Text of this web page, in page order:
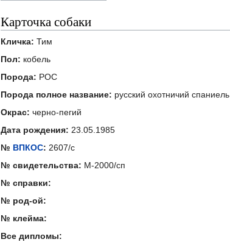
Карточка собаки
Кличка: Тим
Пол: кобель
Порода: РОС
Порода полное название: русский охотничий спаниель
Окрас: черно-пегий
Дата рождения: 23.05.1985
№ ВПКОС: 2607/с
№ свидетельства: М-2000/сп
№ справки:
№ род-ой:
№ клейма:
Все дипломы: